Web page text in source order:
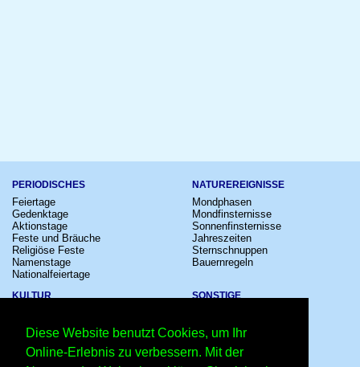
Diese Website benutzt Cookies, um Ihr
Online-Erlebnis zu verbessern. Mit der
PERIODISCHES
Feiertage
Gedenktage
Aktionstage
Feste und Bräuche
Religiöse Feste
Namenstage
Nationalfeiertage
NATUREREIGNISSE
Mondphasen
Mondfinsternisse
Sonnenfinsternisse
Jahreszeiten
Sternschnuppen
Bauernregeln
KULTUR
Festivals
Großevents
Fußball
SONSTIGE
Schalttage
Wahltage
Messen